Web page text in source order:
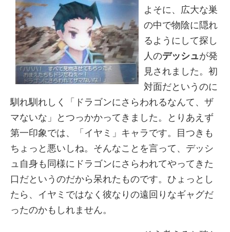
よそに、広大な巣
の中で物陰に隠れ
るようにして探し
人のデッシュが発
見されました。初
対面だというのに
馴れ馴れしく「ドラゴンにさらわれるなんて、ザ
マないな」とつっかかってきました。とりあえず
第一印象では、「イヤミ」キャラです。目つきも
ちょっと悪いしね。そんなことを言って、デッシ
ュ自身も同様にドラゴンにさらわれてやってきた
口だというのだから呆れたものです。ひょっとし
たら、イヤミではなく彼なりの遠回りなギャグだ
ったのかもしれません。